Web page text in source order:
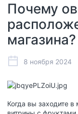
Почему
магазина?
8 ноября 2024
Когда вы заходите